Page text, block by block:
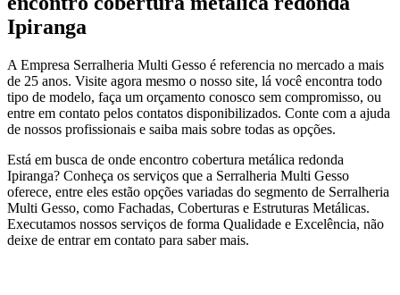
Ipiranga
A Empresa Serralheria Multi Gesso é referencia no mercado a mais
de 25 anos. Visite agora mesmo o nosso site, lá você encontra todo
tipo de modelo, faça um orçamento conosco sem compromisso, ou
entre em contato pelos contatos disponibilizados. Conte com a ajuda
de nossos profissionais e saiba mais sobre todas as opções.
Está em busca de onde encontro cobertura metálica redonda
Ipiranga? Conheça os serviços que a Serralheria Multi Gesso
oferece, entre eles estão opções variadas do segmento de Serralheria
Multi Gesso, como Fachadas, Coberturas e Estruturas Metálicas.
Executamos nossos serviços de forma Qualidade e Excelência, não
deixe de entrar em contato para saber mais.